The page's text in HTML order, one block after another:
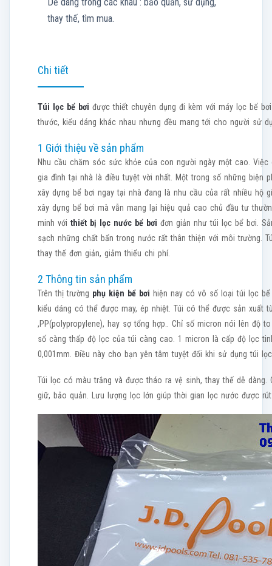
thay thế, tìm mua.
Chi tiết
Túi lọc bể bơi được thiết chuyên dụng đi kèm với máy lọc bể
thước, kiểu dáng khác nhau nhưng đều mang tới cho người sử
1 Giới thiệu về sản phẩm
Nhu cầu chăm sóc sức khỏe của con người ngày một cao.
gia đình tại nhà là điều tuyệt vời nhất. Một trong số những biện
xây dựng bể bơi ngay tại nhà đang là nhu cầu của rất nhiều hộ
xây dựng bể bơi mà vẫn mang lại hiệu quả cao chủ đầu tư
minh với thiết bị lọc nước bể bơi đơn giản như túi lọc bể bơi.
sạch những chất bẩn trong nước rất thân thiện với môi trường.
thay thế đơn giản, giảm thiểu chi phí.
2 Thông tin sản phẩm
Trên thị trường phụ kiện bể bơi hiện nay có vô số loại túi lọc
kiểu dáng có thể được may, ép nhiệt. Túi có thể được sản xuất
,PP(polypropylene), hay sợ tổng hợp.. Chỉ số micron nói lên độ
số càng thấp độ lọc của túi càng cao. 1 micron là cấp độ lọc
0,001mm. Điều này cho bạn yên tâm tuyệt đối khi sử dụng túi
Túi lọc có màu trắng và được tháo ra vệ sinh, thay thế dễ dàng.
giữ, bảo quản. Lưu lượng lọc lớn giúp thời gian lọc nước được